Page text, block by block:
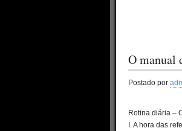
O manual
Postado por
Rotina diária –
I. A hora das